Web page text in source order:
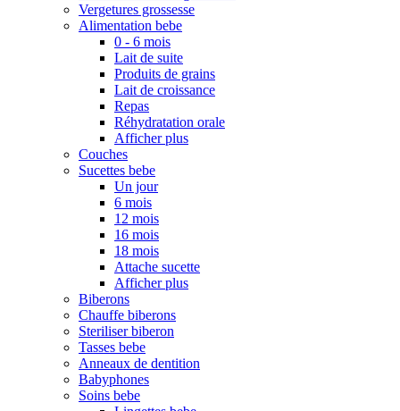
Vergetures grossesse
Alimentation bebe
0 - 6 mois
Lait de suite
Produits de grains
Lait de croissance
Repas
Réhydratation orale
Afficher plus
Couches
Sucettes bebe
Un jour
6 mois
12 mois
16 mois
18 mois
Attache sucette
Afficher plus
Biberons
Chauffe biberons
Steriliser biberon
Tasses bebe
Anneaux de dentition
Babyphones
Soins bebe